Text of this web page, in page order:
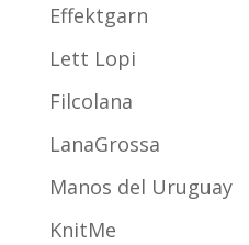
Effektgarn
Lett Lopi
Filcolana
LanaGrossa
Manos del Uruguay
KnitMe